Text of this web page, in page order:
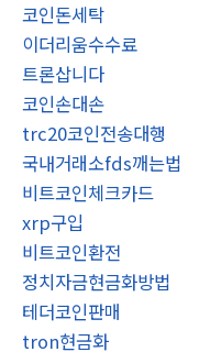
코인돈세탁
이더리움수수료
트론삽니다
코인손대손
trc20코인전송대행
국내거래소fds깨는법
비트코인체크카드
xrp구입
비트코인환전
정치자금현금화방법
테더코인판매
tron현금화